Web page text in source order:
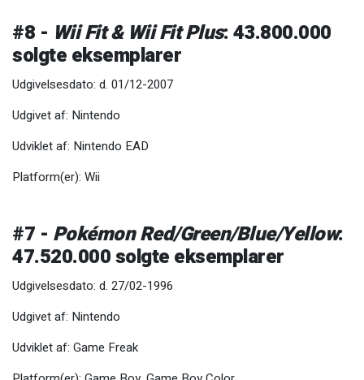
#8 - Wii Fit & Wii Fit Plus: 43.800.000
solgte eksemplarer
Udgivelsesdato: d. 01/12-2007
Udgivet af: Nintendo
Udviklet af: Nintendo EAD
Platform(er): Wii
#7 - Pokémon Red/Green/Blue/Yellow:
47.520.000 solgte eksemplarer
Udgivelsesdato: d. 27/02-1996
Udgivet af: Nintendo
Udviklet af: Game Freak